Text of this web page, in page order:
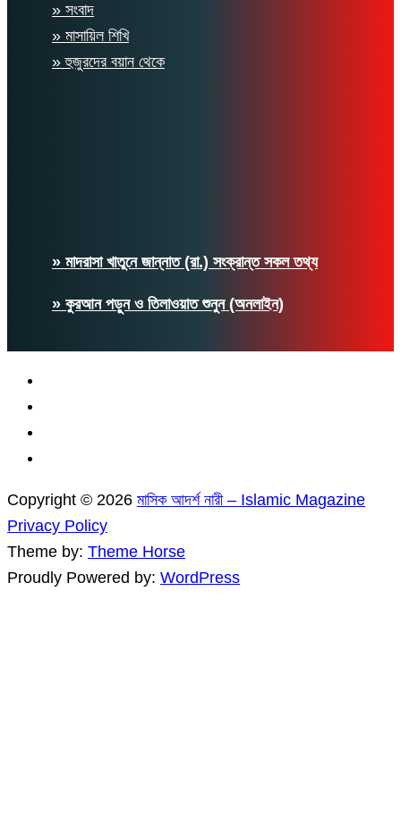
» সংবাদ
» মাসায়িল শিখি
» হুজুরদের বয়ান থেকে
» মাদরাসা খাতুনে জান্নাত (রা.) সংক্রান্ত সকল তথ্য
» কুরআন পড়ুন ও তিলাওয়াত শুনুন (অনলাইন)
Copyright © 2026 মাসিক আদর্শ নারী – Islamic Magazine
Privacy Policy
Theme by: Theme Horse
Proudly Powered by: WordPress